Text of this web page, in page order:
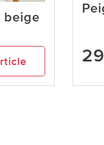
beige